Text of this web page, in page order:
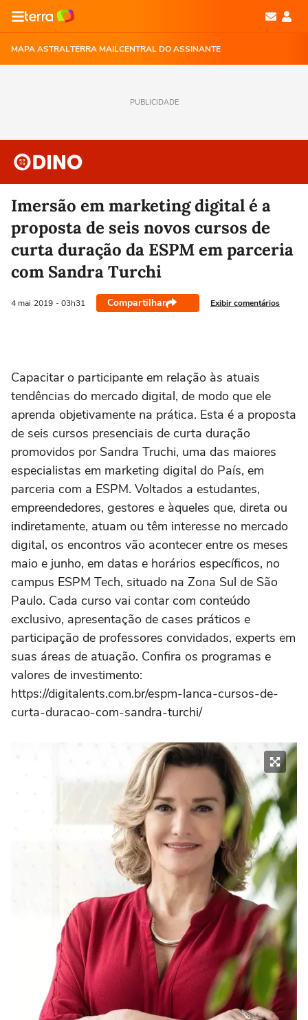
MAPA ASTRALTERRA MAILCENTRAL DO ASSINANTE
PUBLICIDADE
Imersão em marketing digital é a
proposta de seis novos cursos de
curta duração da ESPM em parceria
com Sandra Turchi
4 mai 2019 - 03h31 Compartilhar Exibir comentários
Capacitar o participante em relação às atuais
tendências do mercado digital, de modo que ele
aprenda objetivamente na prática. Esta é a proposta
de seis cursos presenciais de curta duração
promovidos por Sandra Truchi, uma das maiores
especialistas em marketing digital do País, em
parceria com a ESPM. Voltados a estudantes,
empreendedores, gestores e àqueles que, direta ou
indiretamente, atuam ou têm interesse no mercado
digital, os encontros vão acontecer entre os meses
maio e junho, em datas e horários específicos, no
campus ESPM Tech, situado na Zona Sul de São
Paulo. Cada curso vai contar com conteúdo
exclusivo, apresentação de cases práticos e
participação de professores convidados, experts em
suas áreas de atuação. Confira os programas e
valores de investimento:
https://digitalents.com.br/espm-lanca-cursos-de-
curta-duracao-com-sandra-turchi/